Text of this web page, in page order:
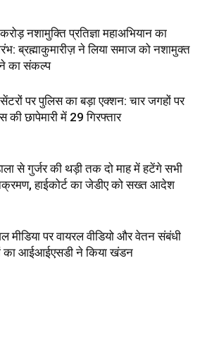
नशामुक्ति प्रतिज्ञा महाअभियान का
ब्रह्माकुमारीज़ ने लिया समाज को नशामुक्त
का संकल्प
सेंटरों पर पुलिस का बड़ा एक्शन: चार जगहों पर
की छापेमारी में 29 गिरफ्तार
से गुर्जर की थड़ी तक दो माह में हटेंगे सभी
हाईकोर्ट का जेडीए को सख्त आदेश
मीडिया पर वायरल वीडियो और वेतन संबंधी
का आईआईएसडी ने किया खंडन